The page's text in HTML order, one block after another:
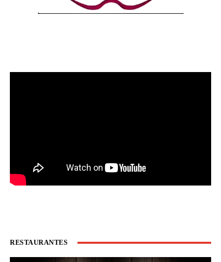
RESTAURANTES